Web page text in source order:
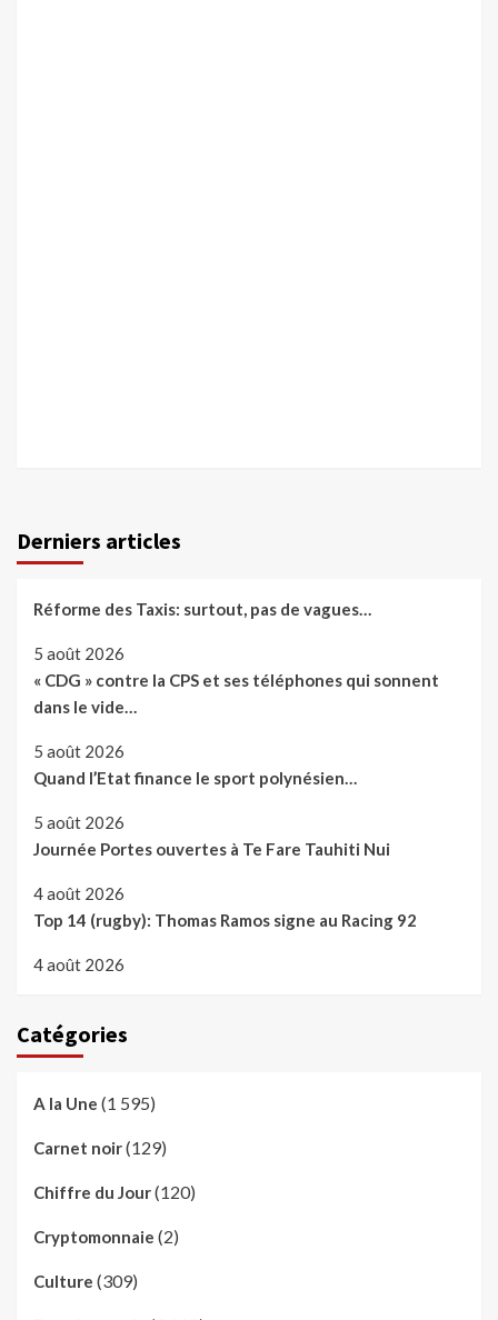
Derniers articles
Réforme des Taxis: surtout, pas de vagues…
5 août 2026
« CDG » contre la CPS et ses téléphones qui sonnent
dans le vide…
5 août 2026
Quand l’Etat finance le sport polynésien…
5 août 2026
Journée Portes ouvertes à Te Fare Tauhiti Nui
4 août 2026
Top 14 (rugby): Thomas Ramos signe au Racing 92
4 août 2026
Catégories
A la Une (1 595)
Carnet noir(129)
Chiffre du Jour(120)
Cryptomonnaie (2)
Culture (309)